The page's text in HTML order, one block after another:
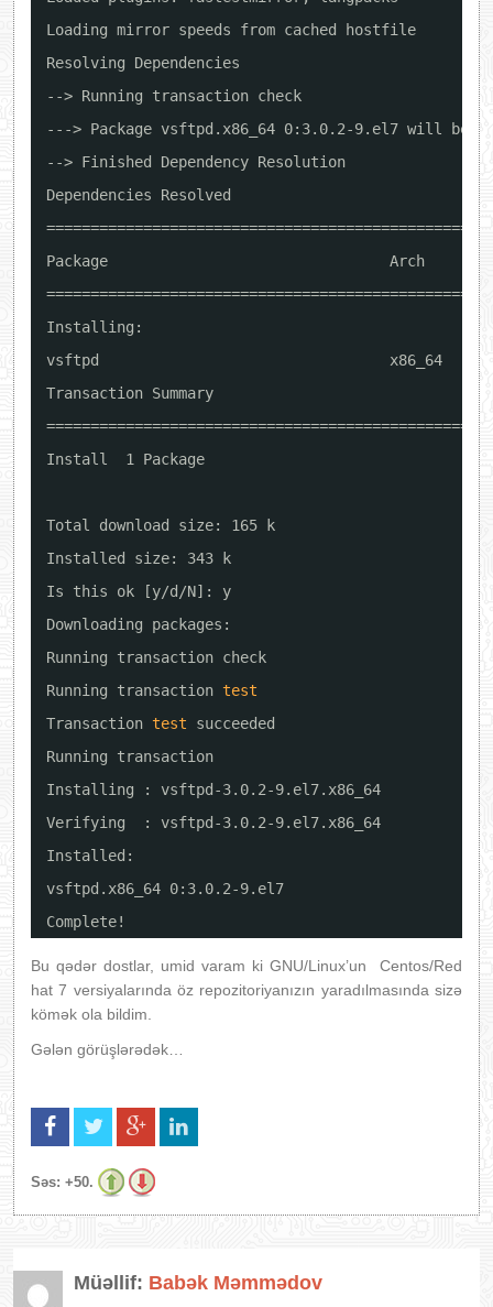
Loading mirror speeds from cached hostfile
Resolving Dependencies
--> Running transaction check
---> Package vsftpd.x86_64 0:3.0.2-9.el7 will be
--> Finished Dependency Resolution
Dependencies Resolved
Package                                Arch
Installing:
vsftpd                                 x86_64
Transaction Summary
Install  1 Package
Total download size: 165 k
Installed size: 343 k
Is this ok [y/d/N]: y
Downloading packages:
Running transaction check
Running transaction test
Transaction test
succeeded
Running transaction
Installing : vsftpd-3.0.2-9.el7.x86_64
Verifying  : vsftpd-3.0.2-9.el7.x86_64
Installed:
vsftpd.x86_64 0:3.0.2-9.el7
Complete!
Bu qədər dostlar, umid varam ki GNU/Linux’un Centos/Red
hat 7 versiyalarında öz repozitoriyanızın yaradılmasında sizə
kömək ola bildim.
Gələn görüşlərədək…
Səs: +50.
Müəllif: Babək Məmmədov